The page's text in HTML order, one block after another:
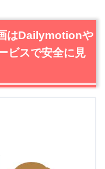
はDailymotionや
ビスで安全に見